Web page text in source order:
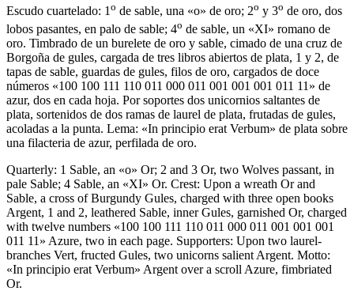
Escudo cuartelado: 1o de sable, una «o» de oro; 2o y 3o de oro, dos
lobos pasantes, en palo de sable; 4o de sable, un «XI» romano de
oro. Timbrado de un burelete de oro y sable, cimado de una cruz de
Borgoña de gules, cargada de tres libros abiertos de plata, 1 y 2, de
tapas de sable, guardas de gules, filos de oro, cargados de doce
números «100 100 111 110 011 000 011 001 001 001 011 11» de
azur, dos en cada hoja. Por soportes dos unicornios saltantes de
plata, sortenidos de dos ramas de laurel de plata, frutadas de gules,
acoladas a la punta. Lema: «In principio erat Verbum» de plata sobre
una filacteria de azur, perfilada de oro.
Quarterly: 1 Sable, an «o» Or; 2 and 3 Or, two Wolves passant, in
pale Sable; 4 Sable, an «XI» Or. Crest: Upon a wreath Or and
Sable, a cross of Burgundy Gules, charged with three open books
Argent, 1 and 2, leathered Sable, inner Gules, garnished Or, charged
with twelve numbers «100 100 111 110 011 000 011 001 001 001
011 11» Azure, two in each page. Supporters: Upon two laurel-
branches Vert, fructed Gules, two unicorns salient Argent. Motto:
«In principio erat Verbum» Argent over a scroll Azure, fimbriated
Or.